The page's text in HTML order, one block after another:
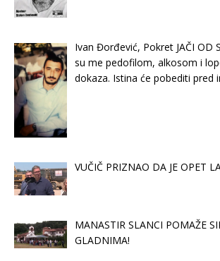
Ivan Đorđević, Pokret JAČI OD
su me pedofilom, alkosom i
dokaza. Istina će pobediti pred
VUČIČ PRIZNAO DA JE OPET
MANASTIR SLANCI POMAŽE
GLADNIMA!